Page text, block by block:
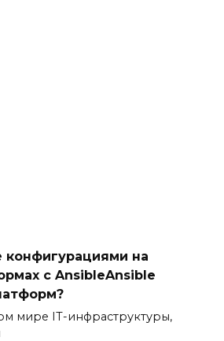
конфигурациями на
с AnsibleAnsible
мире IT-инфраструктуры,